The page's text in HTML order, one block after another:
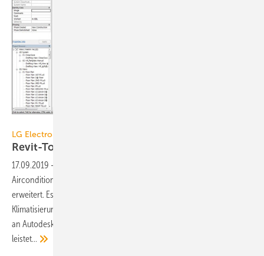
LG Electronics
Revit-Tool für
17.09.2019 -
Airconditioner Technical Solution (LATS) um das BIM-Tool LATS Revit
erweitert. Es unterstützt die Planung gewerblicher
Klimatisierungsprojekte mit dem VRF-System Multi V. LATS Revit ist ein
an Autodesk Revit angelehntes 3D-HVAC-Zeichenprogramm und
leistet...